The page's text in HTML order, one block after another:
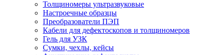
Толщиномеры ультразвуковые
Настроечные образцы
Преобразователи ПЭП
Кабели для дефектоскопов и толщиномеров
Гель для УЗК
Сумки, чехлы, кейсы